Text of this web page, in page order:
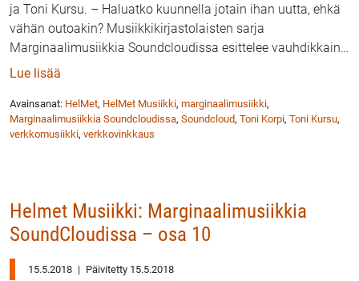
ja Toni Kursu. – Haluatko kuunnella jotain ihan uutta, ehkä
vähän outoakin? Musiikkikirjastolaisten sarja
Marginaalimusiikkia Soundcloudissa esittelee vauhdikkain …
Lue lisää
Avainsanat: HelMet, HelMet Musiikki, marginaalimusiikki,
Marginaalimusiikkia Soundcloudissa, Soundcloud, Toni Korpi, Toni Kursu,
verkkomusiikki, verkkovinkkaus
Helmet Musiikki: Marginaalimusiikkia
SoundCloudissa – osa 10
15.5.2018 | Päivitetty 15.5.2018